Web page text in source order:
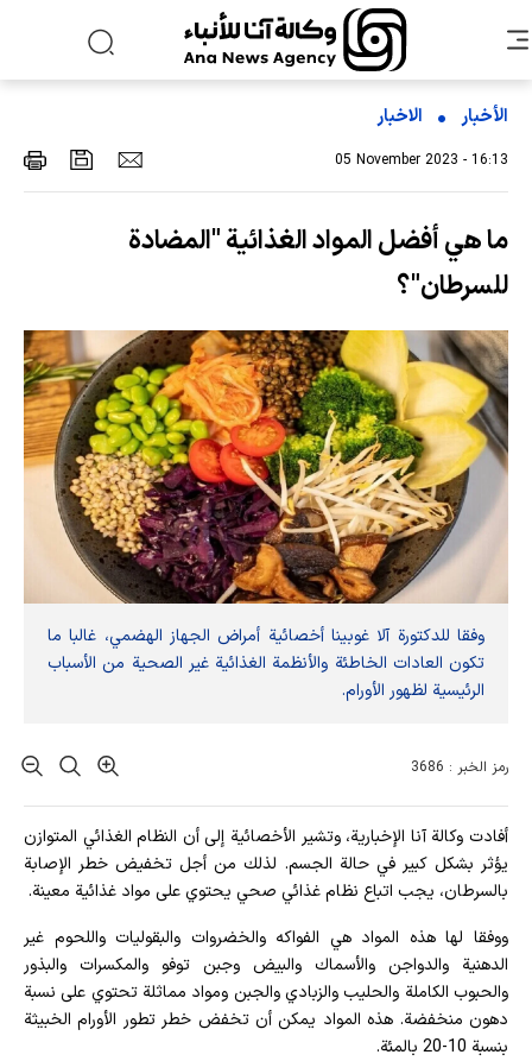
الأخبار الاخبار
05 November 2023 - 16:13
ما هي أفضل المواد الغذائية "المضادة
للسرطان"؟
وفقا للدكتورة آلا غوبينا أخصائية أمراض الجهاز الهضمي، غالبا ما
تكون العادات الخاطئة والأنظمة الغذائية غير الصحية من الأسباب
الرئيسية لظهور الأورام.
رمز الخبر : 3686
أفادت وکالة آنا الإخباریة، وتشير الأخصائية إلى أن النظام الغذائي المتوازن
يؤثر بشكل كبير في حالة الجسم. لذلك من أجل تخفيض خطر الإصابة
بالسرطان، يجب اتباع نظام غذائي صحي يحتوي على مواد غذائية معينة.
ووفقا لها هذه المواد هي الفواكه والخضروات والبقوليات واللحوم غير
الدهنية والدواجن والأسماك والبيض وجبن توفو والمكسرات والبذور
والحبوب الكاملة والحليب والزبادي والجبن ومواد مماثلة تحتوي على نسبة
دهون منخفضة. هذه المواد يمكن أن تخفض خطر تطور الأورام الخبيثة
بنسبة 10-20 بالمئة.